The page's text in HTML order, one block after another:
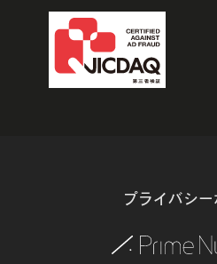
プライバシー